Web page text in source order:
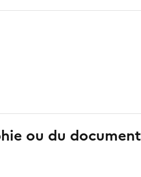
ou du document